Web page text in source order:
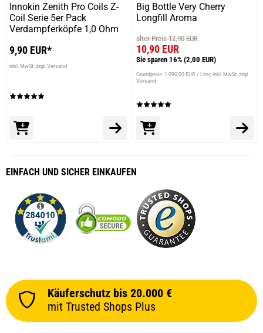
Innokin Zenith Pro Coils Z-
Coil Serie 5er Pack
Verdampferköpfe 1,0 Ohm
9,90 EUR*
inkl. MwSt. zzgl. Versand
Big Bottle Very Cherry
Longfill Aroma
alter Preis 12,90 EUR
10,90 EUR
Sie sparen 16% (2,00 EUR)
Grundpreis: 1.090,00 EUR / Liter inkl. MwSt. zzgl.
Versand
EINFACH UND SICHER EINKAUFEN
Käuferschutz bis 20.000 €
mit Trusted Shops Plus